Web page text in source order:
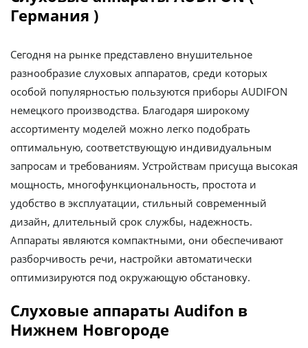
Германия )
Сегодня на рынке представлено внушительное
разнообразие слуховых аппаратов, среди которых
особой популярностью пользуются приборы AUDIFON
немецкого производства. Благодаря широкому
ассортименту моделей можно легко подобрать
оптимальную, соответствующую индивидуальным
запросам и требованиям. Устройствам присуща высокая
мощность, многофункциональность, простота и
удобство в эксплуатации, стильный современный
дизайн, длительный срок службы, надежность.
Аппараты являются компактными, они обеспечивают
разборчивость речи, настройки автоматически
оптимизируются под окружающую обстановку.
Слуховые аппараты Audifon в
Нижнем Новгороде